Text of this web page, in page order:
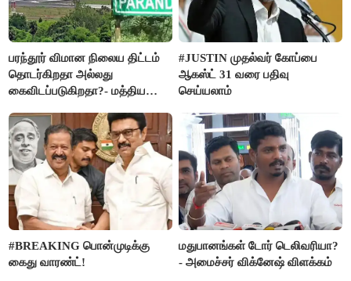
பரந்தூர் விமான நிலைய திட்டம்
தொடர்கிறதா அல்லது
கைவிடப்படுகிறதா?- மத்திய
#JUSTIN முதல்வர் கோப்பை
ஆகஸ்ட் 31 வரை பதிவு
செய்யலாம்
#BREAKING பொன்முடிக்கு
கைது வாரண்ட்!
மதுபானங்கள் டோர் டெலிவரியா?
- அமைச்சர் விக்னேஷ் விளக்கம்